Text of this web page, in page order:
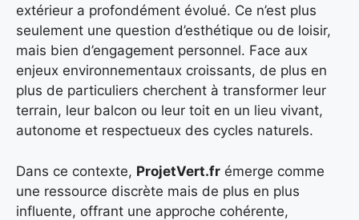
extérieur a profondément évolué. Ce n’est plus
seulement une question d’esthétique ou de loisir,
mais bien d’engagement personnel. Face aux
enjeux environnementaux croissants, de plus en
plus de particuliers cherchent à transformer leur
terrain, leur balcon ou leur toit en un lieu vivant,
autonome et respectueux des cycles naturels.
Dans ce contexte, ProjetVert.fr émerge comme
une ressource discrète mais de plus en plus
influente, offrant une approche cohérente,